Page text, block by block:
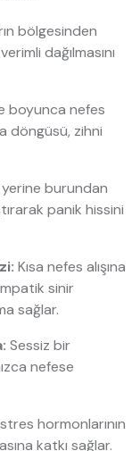
bölgesinden
dağılmasını
boyunca nefes
döngüsü, zihni
yerine burundan
panik hissini
Kısa nefes alışına
sinir
sağlar.
Sessiz bir
nefese
hormonlarının
katkı sağlar.